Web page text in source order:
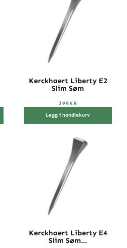
Kerckhaert Liberty E2
Slim Søm
299KR
Legg i handlekurv
Kerckhaert Liberty E4
Slim Søm...